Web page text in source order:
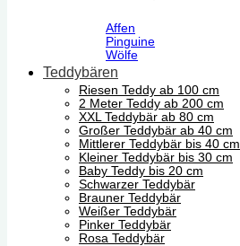
Affen
Pinguine
Wölfe
Teddybären
Riesen Teddy ab 100 cm
2 Meter Teddy ab 200 cm
XXL Teddybär ab 80 cm
Großer Teddybär ab 40 cm
Mittlerer Teddybär bis 40 cm
Kleiner Teddybär bis 30 cm
Baby Teddy bis 20 cm
Schwarzer Teddybär
Brauner Teddybär
Weißer Teddybär
Pinker Teddybär
Rosa Teddybär